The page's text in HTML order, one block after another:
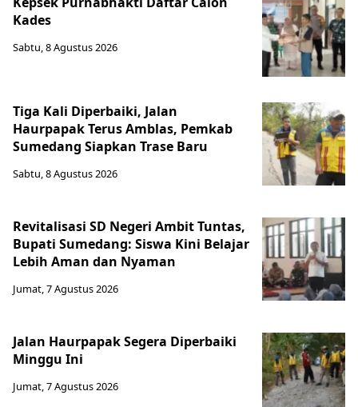
Kades
Sabtu, 8 Agustus 2026
Tiga Kali Diperbaiki, Jalan
Haurpapak Terus Amblas, Pemkab
Sumedang Siapkan Trase Baru
Sabtu, 8 Agustus 2026
Revitalisasi SD Negeri Ambit Tuntas,
Bupati Sumedang: Siswa Kini Belajar
Lebih Aman dan Nyaman
Jumat, 7 Agustus 2026
Jalan Haurpapak Segera Diperbaiki
Minggu Ini
Jumat, 7 Agustus 2026